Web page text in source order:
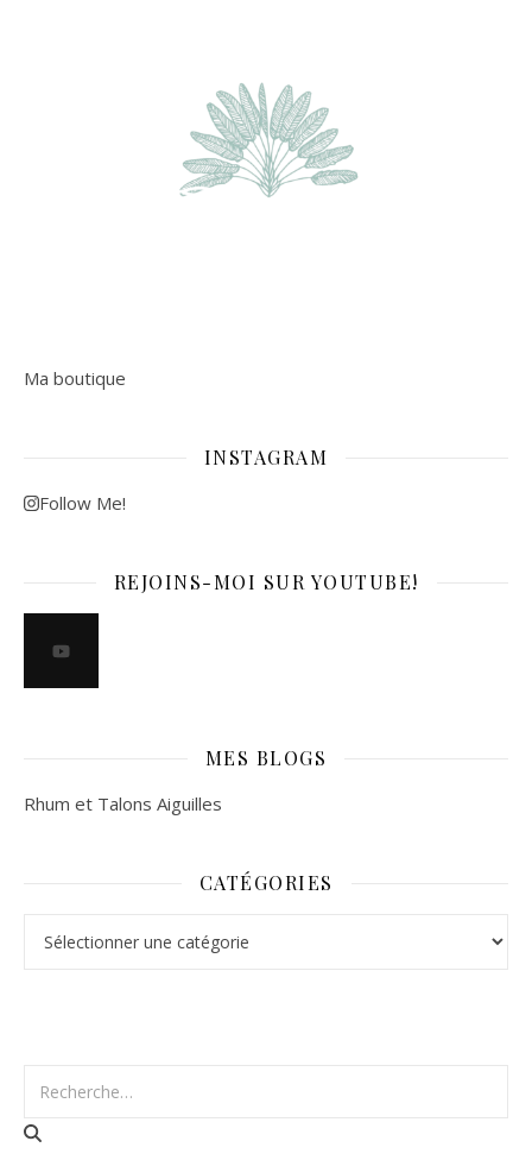
Ma boutique
INSTAGRAM
Follow Me!
REJOINS-MOI SUR YOUTUBE!
MES BLOGS
Rhum et Talons Aiguilles
CATÉGORIES